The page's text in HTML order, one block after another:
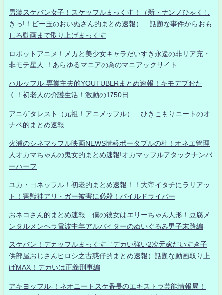
男装スケバン女子！スケッフルまっくす！（新・ナンノひゃくし
きっ!！ビー玉のおいぬさん的まとめ速報） 話題な事件からおも
しろ動画まで取り上げまっくす
ロボットアニメ！メカと美少女キャラだいすき永遠の非リア充・
非モテ星人 ！あらゆるマニアの為のマニアックサイト
ハルッフル-専業主夫的YOUTUBERまとめ速報！キモデブおた
く！初老人の介護生活！激動の1750日
アニゲタレスト（元祖！アニメッフル） ひきこもりニートのオ
ナベ的まとめ速報
火浦のシネマッフル映画NEWS情報ポータブルの杜！オネエ管理
人オカマちゃんの鬼女的まとめ速報!オカマッフルアタックナンバ
ーハーフ
ユカ・ヨネッフル！初老的まとめ速報！！大帝イタチにラリアッ
ト！害獣神アリ・ガー被害に必殺！パイルドライバー
おネコさん的まとめ速報 僕の彼女はエリーちゃん人形！豆腐メ
ンタルメンヘラ電波中年アルバイターのぬいぐるみ男子末路編
スケバン！デカッフルまっくす（デカい強い2次元嫁だいすき子
供部屋おじさんヒロシ之古惑仔的まとめ速報）話題な動画取り上
げMAX！デカいは正義刑事編
アキヨッフル-！ネオニートスケ番長のエキストラ芸能情報局！